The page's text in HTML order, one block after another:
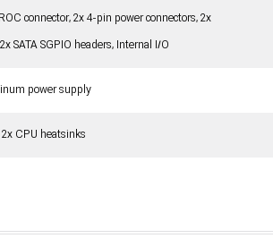
connector, 2x 4-pin power connectors, 2x
SATA SGPIO headers, Internal I/O
power supply
CPU heatsinks